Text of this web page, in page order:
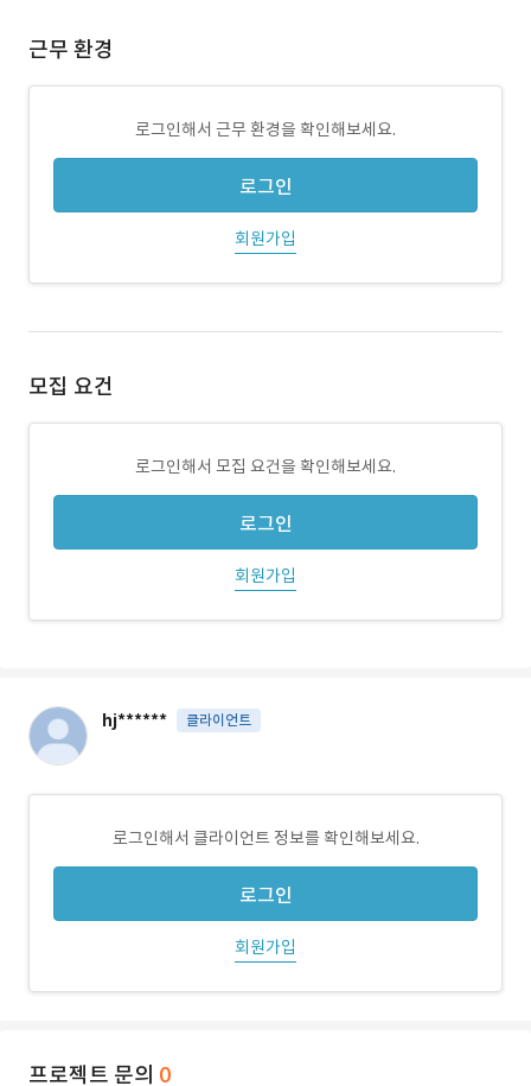
근무 환경
로그인해서 근무 환경을 확인해보세요.
로그인
회원가입
모집 요건
로그인해서 모집 요건을 확인해보세요.
로그인
회원가입
hj****** 클라이언트
로그인해서 클라이언트 정보를 확인해보세요.
로그인
회원가입
프로젝트 문의 0